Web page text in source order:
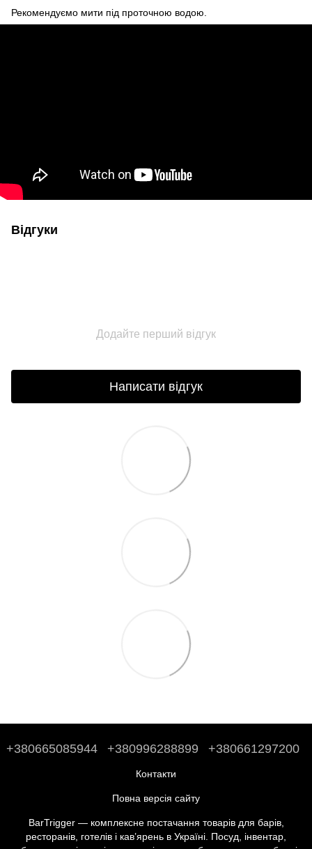
Рекомендуємо мити під проточною водою.
Відгуки
Додайте перший відгук
Написати відгук
+380665085944 +380996288899 +380661297200
Контакти
Повна версія сайту
BarTrigger — комплексне постачання товарів для барів,
ресторанів, готелів і кав’ярень в Україні. Посуд, інвентар,